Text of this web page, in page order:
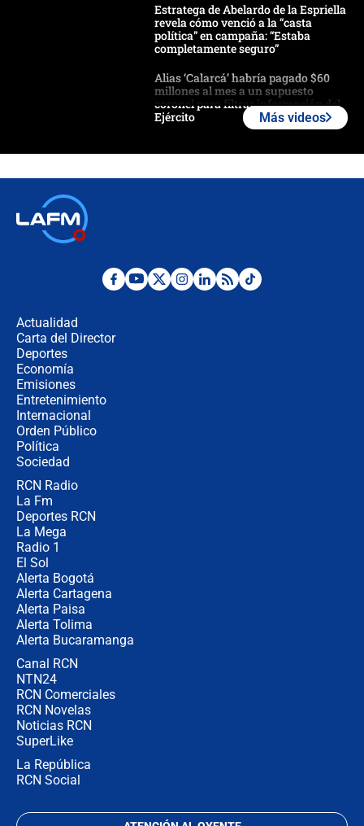
Estratega de Abelardo de la Espriella
revela cómo venció a la “casta
política” en campaña: “Estaba
completamente seguro”
Alias ‘Calarcá’ habría pagado $60
millones al mes a un supuesto
coronel para filtrar información del
Ejército
Ministro de Defensa no descarta el
Más videos
Actualidad
Carta del Director
Deportes
Economía
Emisiones
Entretenimiento
Internacional
Orden Público
Política
Sociedad
RCN Radio
La Fm
Deportes RCN
La Mega
Radio 1
El Sol
Alerta Bogotá
Alerta Cartagena
Alerta Paisa
Alerta Tolima
Alerta Bucaramanga
Canal RCN
NTN24
RCN Comerciales
RCN Novelas
Noticias RCN
SuperLike
La República
RCN Social